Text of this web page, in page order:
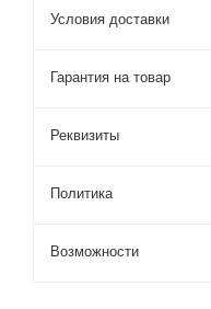
Условия доставки
Гарантия на товар
Реквизиты
Политика
Возможности